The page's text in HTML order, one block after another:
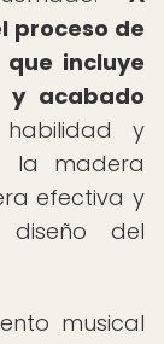
proceso de
incluye
y acabado
y
la madera
efectiva y
del
musical